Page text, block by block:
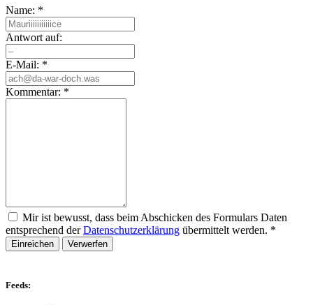
Name: *
Antwort auf:
E-Mail: *
Kommentar: *
Mir ist bewusst, dass beim Abschicken des Formulars Daten
entsprechend derDatenschutzerklärung übermittelt werden. *
Einreichen Verwerfen
Feeds: